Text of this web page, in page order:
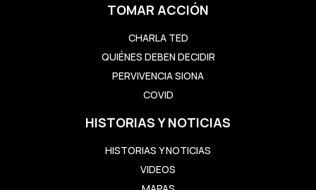
TOMAR ACCIÓN
CHARLA TED
QUIÉNES DEBEN DECIDIR
PERVIVENCIA SIONA
COVID
HISTORIAS Y NOTICIAS
HISTORIAS Y NOTICIAS
VIDEOS